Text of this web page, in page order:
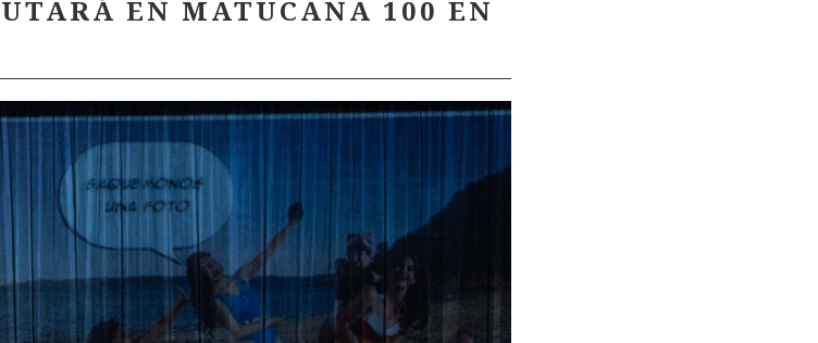
EN MATUCANA 100 EN